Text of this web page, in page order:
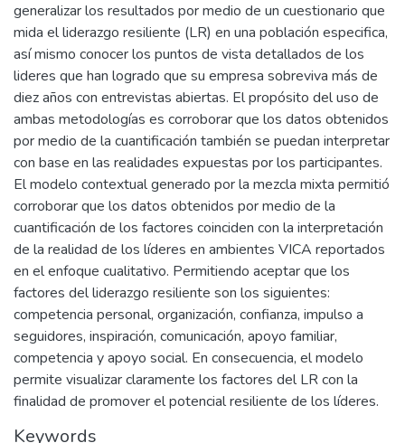
generalizar los resultados por medio de un cuestionario que
mida el liderazgo resiliente (LR) en una población especifica,
así mismo conocer los puntos de vista detallados de los
lideres que han logrado que su empresa sobreviva más de
diez años con entrevistas abiertas. El propósito del uso de
ambas metodologías es corroborar que los datos obtenidos
por medio de la cuantificación también se puedan interpretar
con base en las realidades expuestas por los participantes.
El modelo contextual generado por la mezcla mixta permitió
corroborar que los datos obtenidos por medio de la
cuantificación de los factores coinciden con la interpretación
de la realidad de los líderes en ambientes VICA reportados
en el enfoque cualitativo. Permitiendo aceptar que los
factores del liderazgo resiliente son los siguientes:
competencia personal, organización, confianza, impulso a
seguidores, inspiración, comunicación, apoyo familiar,
competencia y apoyo social. En consecuencia, el modelo
permite visualizar claramente los factores del LR con la
finalidad de promover el potencial resiliente de los líderes.
Keywords